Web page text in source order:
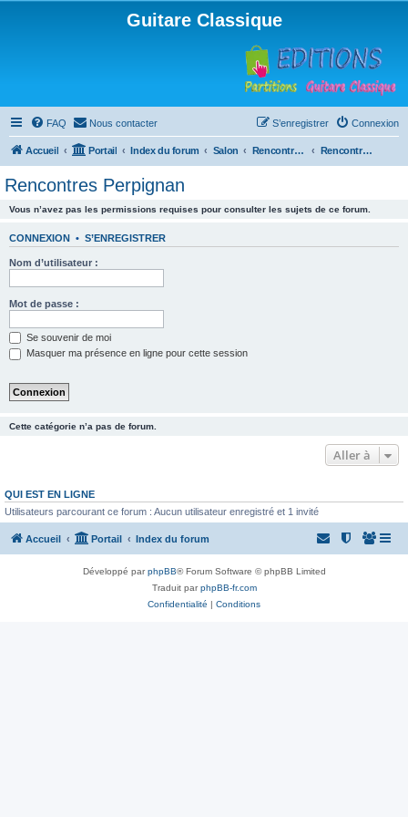
Guitare Classique
FAQ Nous contacter Connexion
S’enregistrer
Accueil Portail Index du forum Salon Rencontres musicales Rencontres Perpignan
Rencontres Perpignan
Vous n’avez pas les permissions requises pour consulter les sujets de ce forum.
CONNEXION • S’ENREGISTRER
Nom d’utilisateur :
Mot de passe :
Se souvenir de moi
Masquer ma présence en ligne pour cette session
Cette catégorie n’a pas de forum.
Aller à
QUI EST EN LIGNE
Utilisateurs parcourant ce forum : Aucun utilisateur enregistré et 1 invité
Accueil Portail Index du forum
Développé parphpBB® Forum Software © phpBB Limited
Traduit parphpBB-fr.com
Confidentialité | Conditions